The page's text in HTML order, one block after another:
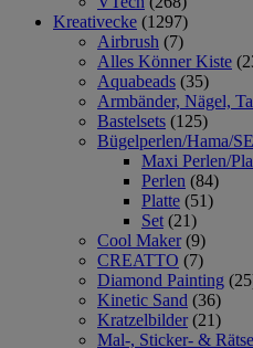
Kreativecke (1297)
Airbrush (7)
Alles Könner Kiste
Aquabeads (35)
Armbänder, Nägel,
Bastelsets (125)
Bügelperlen/Hama/
Maxi Perlen/
Perlen (84)
Platte (51)
Set (21)
Cool Maker (9)
CREATTO (7)
Diamond Painting
Kinetic Sand (36)
Kratzelbilder (21)
Mal-, Sticker- &